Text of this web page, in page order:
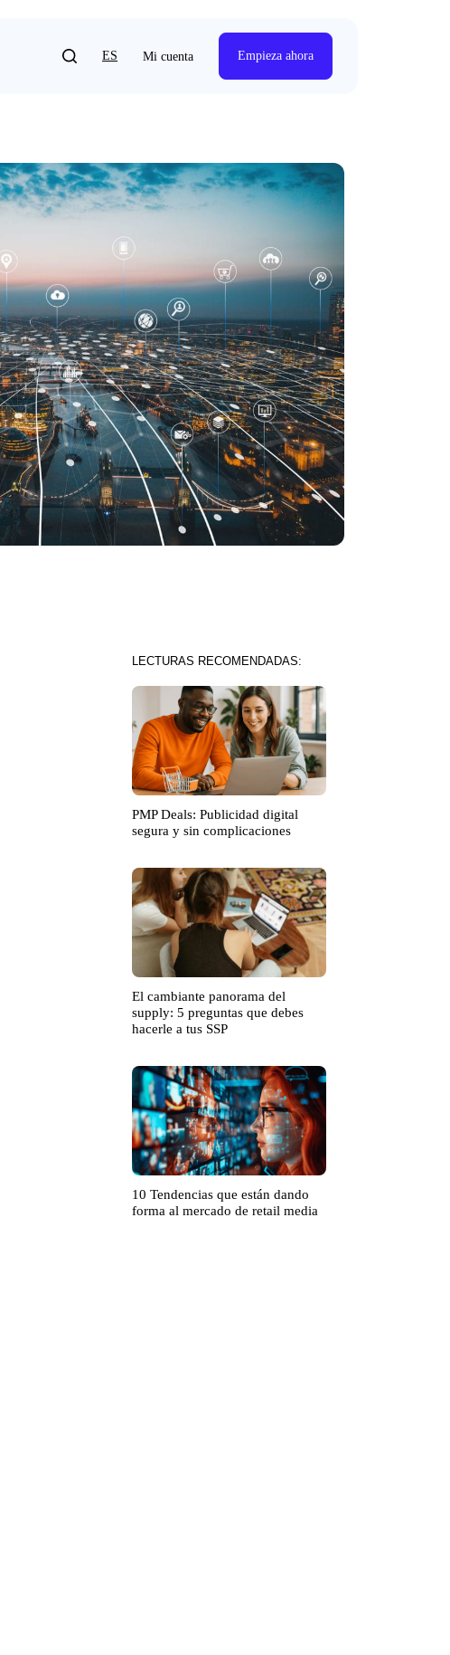
ES Mi cuenta Empieza ahora
LECTURAS RECOMENDADAS:
PMP Deals: Publicidad digital
segura y sin complicaciones
El cambiante panorama del
supply: 5 preguntas que debes
hacerle a tus SSP
10 Tendencias que están dando
forma al mercado de retail media